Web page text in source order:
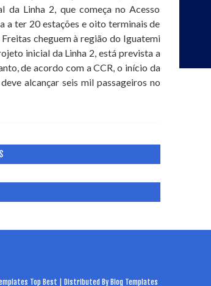
Linha 2, que começa no Acesso
a ter 20 estações e oito terminais de
cheguem à região do Iguatemi
inicial da Linha 2, está prevista a
de acordo com a CCR, o início da
alcançar seis mil passageiros no
Top Best | Distributed By Blog Templates